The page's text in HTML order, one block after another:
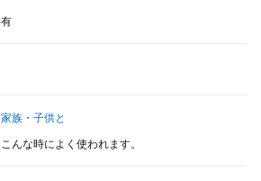
有
家族・子供と
こんな時によく使われます。